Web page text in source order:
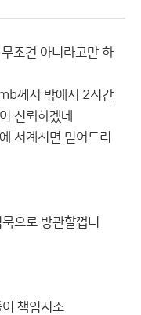
조건 아니라고만 하
께서 밖에서 2시간
신뢰하겠네
서계시면 믿어드리
으로 방관할껍니
책임지소